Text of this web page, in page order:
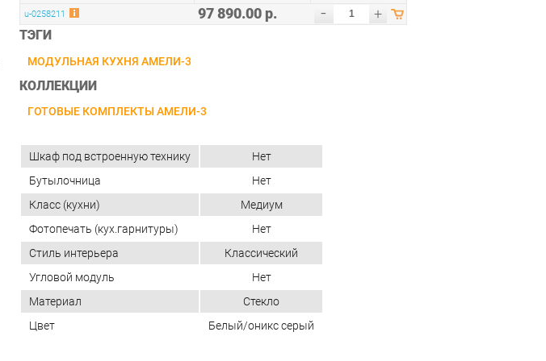
u-0258211 97 890.00 р. - +
ТЭГИ
МОДУЛЬНАЯ КУХНЯ АМЕЛИ-3
КОЛЛЕКЦИИ
ГОТОВЫЕ КОМПЛЕКТЫ АМЕЛИ-3
Шкаф под встроенную технику
Нет
Бутылочница
Нет
Класс (кухни)
Медиум
Фотопечать (кух.гарнитуры)
Нет
Стиль интерьера
Классический
Угловой модуль
Нет
Материал
Стекло
Цвет
Белый/оникс серый